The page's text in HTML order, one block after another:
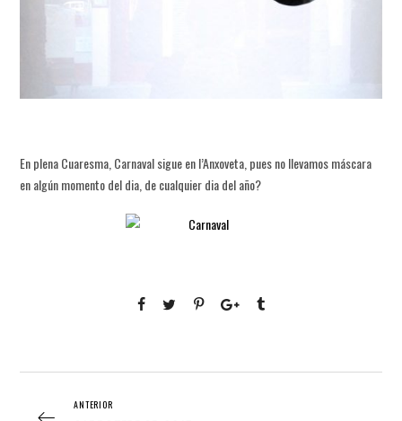
En plena Cuaresma, Carnaval sigue en l’Anxoveta, pues no llevamos máscara
en algún momento del dia, de cualquier dia del año?
ANTERIOR